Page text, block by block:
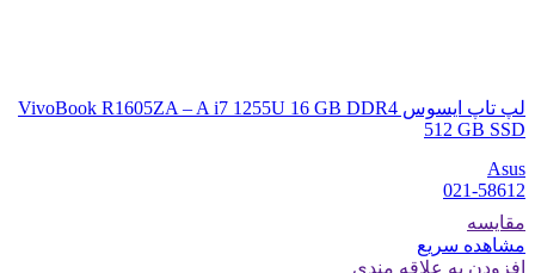
لپ تاپ ایسوس VivoBook R1605ZA – A i7 1255U 16 GB DDR4
512 GB SSD
Asus
021-58612
مقایسه
مشاهده سریع
افزودن به علاقه مندی